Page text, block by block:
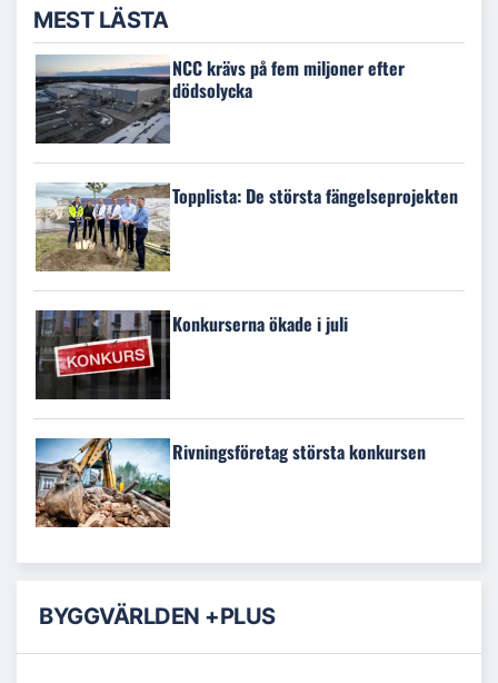
MEST LÄSTA
NCC krävs på fem miljoner efter
dödsolycka
Topplista: De största fängelseprojekten
Konkurserna ökade i juli
Rivningsföretag största konkursen
BYGGVÄRLDEN +PLUS